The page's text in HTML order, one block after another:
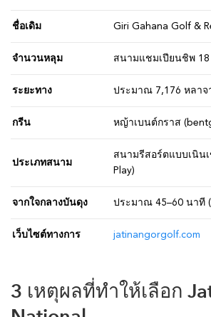
ชื่อเดิม Giri Gahana Golf &
จำนวนหลุม สนามแชมเปียนชิพ
ระยะทาง ประมาณ 7,176 หลา
กรีน หญ้าเบนต์กราส
ประเภทสนาม
สนามรีสอร์ตแบบเนิน
Play)
จากใจกลางบันดุง ประมาณ 45–60 นาที
เว็บไซต์ทางการ jatinangorgolf.com
3 เหตุผลที่ทำให้เลือก